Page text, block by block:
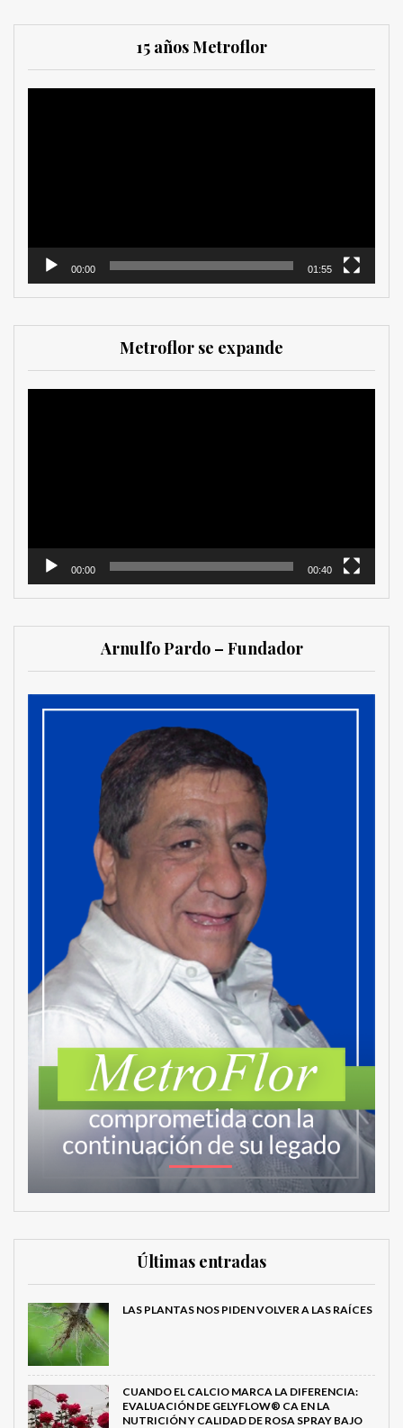
15 años Metroflor
00:00 01:55
Metroflor se expande
00:00 00:40
Arnulfo Pardo – Fundador
Últimas entradas
LAS PLANTAS NOS PIDEN VOLVER A LAS RAÍCES
CUANDO EL CALCIO MARCA LA DIFERENCIA:
EVALUACIÓN DE GELYFLOW® CA EN LA
NUTRICIÓN Y CALIDAD DE ROSA SPRAY BAJO